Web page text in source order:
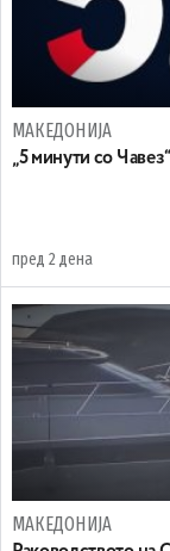
МАКЕДОНИЈА
„5 минути со
пред 2 дена
МАКЕДОНИЈА